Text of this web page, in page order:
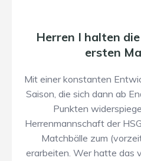
Herren I halten
ersten
Mit einer konstanten
Saison, die sich dann ab
Punkten
Herrenmannschaft der
Matchbälle zum
erarbeiten. Wer hatte das